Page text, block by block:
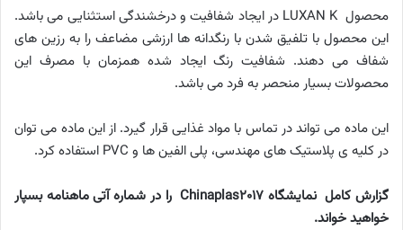
محصول LUXAN K در ایجاد شفافیت و درخشندگی استثنایی می باشد.
این محصول با تلفیق شدن با رنگدانه ها ارزشی مضاعف را به رزین های
شفاف می دهند. شفافیت رنگ ایجاد شده همزمان با مصرف این
محصولات بسیار منحصر به فرد می باشد.
این ماده می تواند در تماس با مواد غذایی قرار گیرد. از این ماده می توان
در کلیه ی پلاستیک های مهندسی، پلی الفین ها و PVC استفاده کرد.
گزارش کامل نمایشگاه Chinaplas2017 را در شماره آتی ماهنامه بسپار
خواهید خواند.